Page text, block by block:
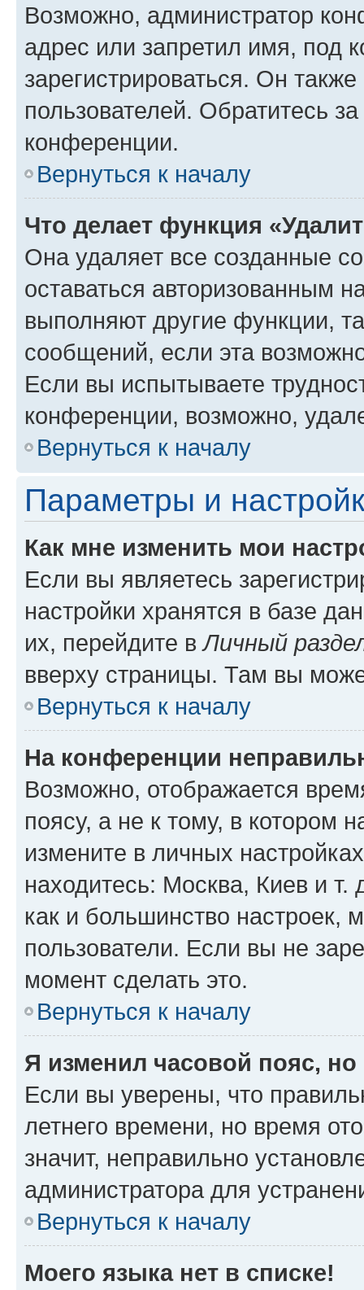
Возможно, администратор
адрес или запретил имя, под
зарегистрироваться. Он
пользователей. Обратитесь
конференции.
Вернуться к началу
Что делает функция
Она удаляет все созданные
оставаться авторизованным
выполняют другие функции,
сообщений, если эта
Если вы испытываете
конференции, возможно,
Вернуться к началу
Параметры и
Как мне изменить мои
Если вы являетесь
настройки хранятся в базе
их, перейдите вЛичный
вверху страницы. Там вы
Вернуться к началу
На конференции
Возможно, отображается
поясу, а не к тому, в котором
измените в личных
находитесь: Москва, Киев и т.
как и большинство настроек,
пользователи. Если вы не
момент сделать это.
Вернуться к началу
Я изменил часовой пояс,
Если вы уверены, что
летнего времени, но время
значит, неправильно
администратора для
Вернуться к началу
Моего языка нет в списке!